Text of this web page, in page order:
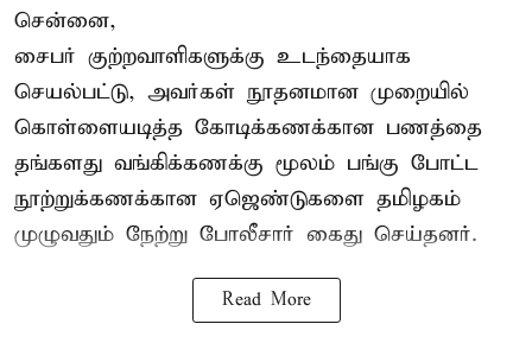
சென்னை,
சைபர் குற்றவாளிகளுக்கு உடந்தையாக
செயல்பட்டு, அவர்கள் நூதனமான முறையில்
கொள்ளையடித்த கோடிக்கணக்கான பணத்தை
தங்களது வங்கிக்கணக்கு மூலம் பங்கு போட்ட
நூற்றுக்கணக்கான ஏஜெண்டுகளை தமிழகம்
முழுவதும் நேற்று போலீசார் கைது செய்தனர்.
Read More